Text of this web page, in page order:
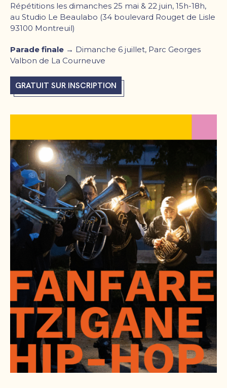
Répétitions les dimanches 25 mai & 22 juin, 15h-18h,
au Studio Le Beaulabo (34 boulevard Rouget de Lisle
93100 Montreuil)
Parade finale → Dimanche 6 juillet, Parc Georges
Valbon de La Courneuve
GRATUIT SUR INSCRIPTION